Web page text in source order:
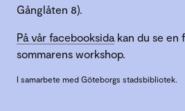
Gånglåten 8).
På vår facebooksida kan du se en
sommarens workshop.
I samarbete med Göteborgs stadsbibliotek.